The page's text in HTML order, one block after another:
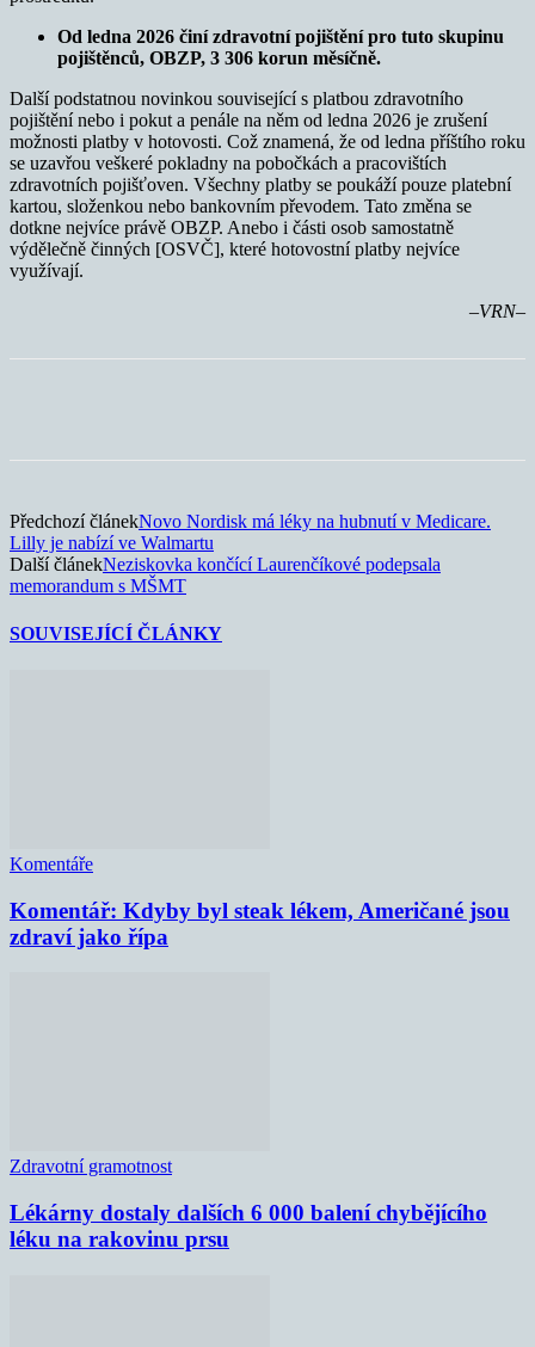
Od ledna 2026 činí zdravotní pojištění pro tuto skupinu
pojištěnců, OBZP, 3 306 korun měsíčně.
Další podstatnou novinkou související s platbou zdravotního
pojištění nebo i pokut a penále na něm od ledna 2026 je zrušení
možnosti platby v hotovosti. Což znamená, že od ledna příštího roku
se uzavřou veškeré pokladny na pobočkách a pracovištích
zdravotních pojišťoven. Všechny platby se poukáží pouze platební
kartou, složenkou nebo bankovním převodem. Tato změna se
dotkne nejvíce právě OBZP. Anebo i části osob samostatně
výdělečně činných [OSVČ], které hotovostní platby nejvíce
využívají.
–VRN–
Předchozí článekNovo Nordisk má léky na hubnutí v Medicare.
Lilly je nabízí ve Walmartu
Další článekNeziskovka končící Laurenčíkové podepsala
memorandum s MŠMT
SOUVISEJÍCÍ ČLÁNKY
Komentáře
Komentář: Kdyby byl steak lékem, Američané jsou
zdraví jako řípa
Zdravotní gramotnost
Lékárny dostaly dalších 6 000 balení chybějícího
léku na rakovinu prsu